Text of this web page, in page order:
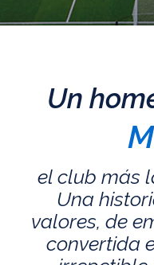
Un
el club más
Una
valores, de
convertida